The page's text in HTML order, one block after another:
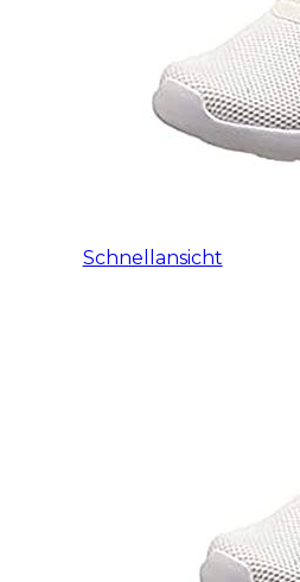
Schnellansicht